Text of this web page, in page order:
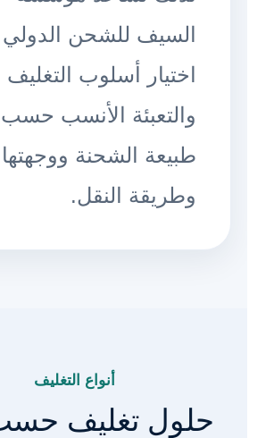
السيف للشحن
اختيار أسلوب التغليف
والتعبئة الأنسب حسب
طبيعة الشحنة ووجهتها
وطريقة النقل.
أنواع التغليف
حلول تغليف